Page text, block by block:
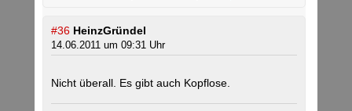
#36 HeinzGründel
14.06.2011 um 09:31 Uhr
Nicht überall. Es gibt auch Kopflose.